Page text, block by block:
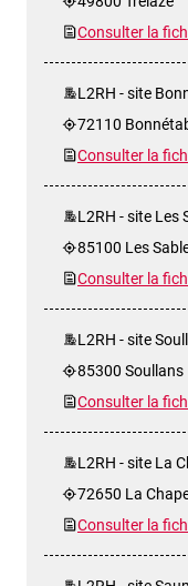
Consulter la
L2RH - site
72110
Consulter la
L2RH - site Les
85100 Les
Consulter la
L2RH - site
85300 Soullans
Consulter la
L2RH - site La
72650 La
Consulter la